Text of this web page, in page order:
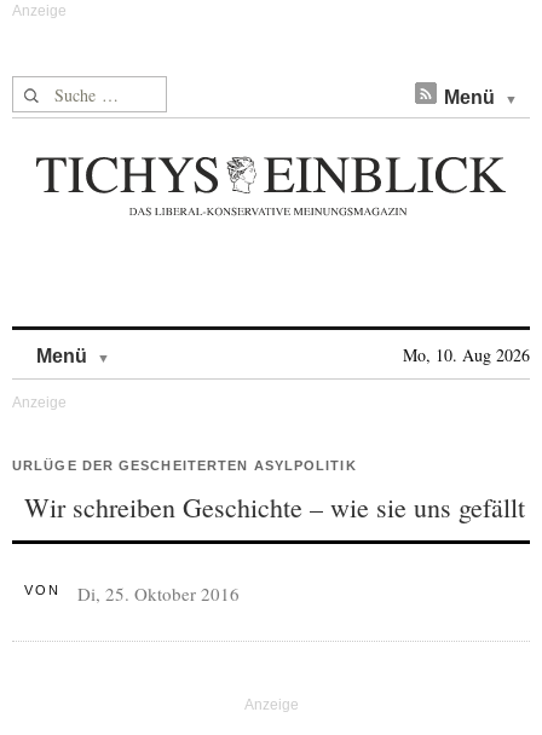
Suche nach: Menü
Menü Mo, 10. Aug 2026
URLÜGE DER GESCHEITERTEN ASYLPOLITIK
Wir schreiben Geschichte – wie sie uns gefällt
VON Di, 25. Oktober 2016